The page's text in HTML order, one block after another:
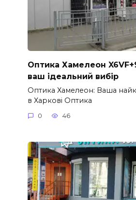
Оптика Хамелеон
ваш ідеальний вибір
Оптика Хамелеон: Ваша
в Харкові Оптика
0 46